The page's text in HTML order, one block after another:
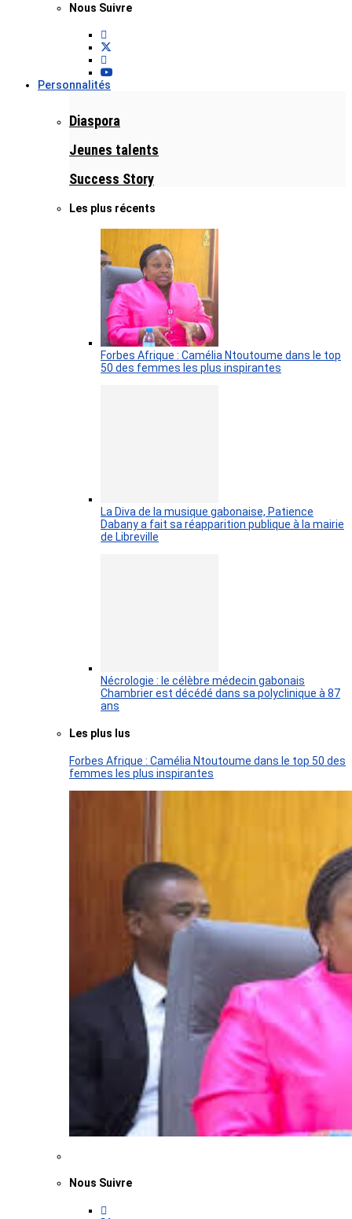
Nous Suivre
Personnalités
Diaspora
Jeunes talents
Success Story
Les plus récents
Forbes Afrique : Camélia Ntoutoume dans le top
50 des femmes les plus inspirantes
La Diva de la musique gabonaise, Patience
Dabany a fait sa réapparition publique à la mairie
de Libreville
Nécrologie : le célèbre médecin gabonais
Chambrier est décédé dans sa polyclinique à 87
ans
Les plus lus
Forbes Afrique : Camélia Ntoutoume dans le top 50 des
femmes les plus inspirantes
Nous Suivre